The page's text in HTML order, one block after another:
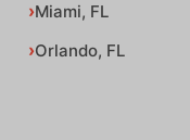
Miami, FL
Orlando, FL